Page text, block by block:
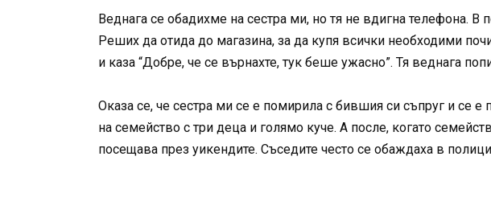
Веднага се обадихме на сестра ми, но тя не вдигна телефона.
Реших да отида до магазина, за да купя всички необходими
и каза “Добре, че се върнахте, тук беше ужасно”. Тя веднага
Оказа се, че сестра ми се е помирила с бившия си съпруг и се
на семейство с три деца и голямо куче. А после, когато
посещава през уикендите. Съседите често се обаждаха в